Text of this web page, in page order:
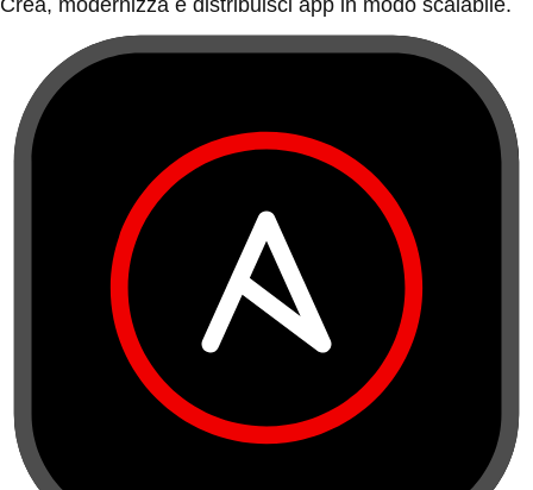
Crea, modernizza e distribuisci app in modo scalabile.